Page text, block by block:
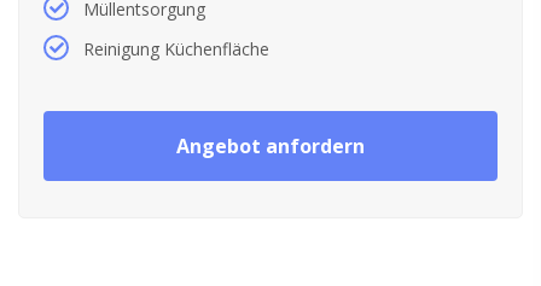
Müllentsorgung
Reinigung Küchenfläche
Angebot anfordern